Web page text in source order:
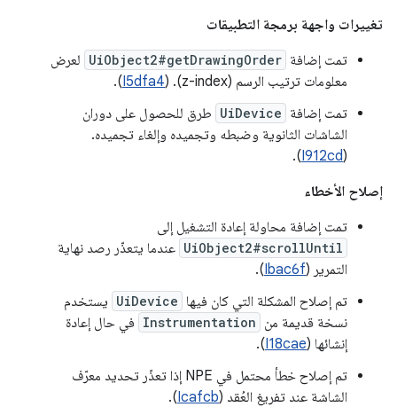
تغييرات واجهة برمجة التطبيقات
تمت إضافة UiObject2#getDrawingOrder لعرض
معلومات ترتيب الرسم (z-index). (
I5dfa4
).
تمت إضافة UiDevice طرق للحصول على دوران
الشاشات الثانوية وضبطه وتجميده وإلغاء تجميده.
(
I912cd
).
إصلاح الأخطاء
تمت إضافة محاولة إعادة التشغيل إلى
UiObject2#scrollUntil عندما يتعذّر رصد نهاية
التمرير (Ibac6f
).
تم إصلاح المشكلة التي كان فيها UiDevice يستخدم
نسخة قديمة من Instrumentation في حال إعادة
إنشائها (I18cae
).
تم إصلاح خطأ محتمل في NPE إذا تعذّر تحديد معرّف
الشاشة عند تفريغ العُقد (Icafcb
).